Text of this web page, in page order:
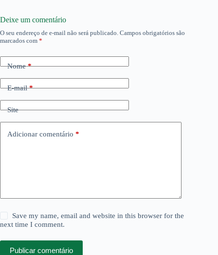
Deixe um comentário
O seu endereço de e-mail não será publicado. Campos obrigatórios são
marcados com *
Nome*
E-mail*
Site
Adicionar comentário *
Save my name, email and website in this browser for the
next time I comment.
Publicar comentário